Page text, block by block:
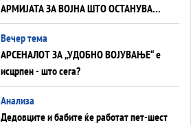
АРМИЈАТА ЗА ВОЈНА ШТО ОСТАНУВА
БЕЗ ФРОНТ
Вечер тема
АРСЕНАЛОТ ЗА „УДОБНО ВОЈУВАЊЕ“ е
исцрпен - што сега?
Анализа
Дедовците и бабите ќе работат пет-шест